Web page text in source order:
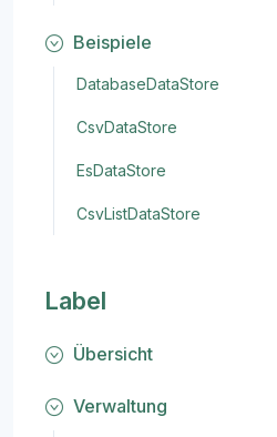
Beispiele
DatabaseDataStore
CsvDataStore
EsDataStore
CsvListDataStore
Label
Übersicht
Verwaltung